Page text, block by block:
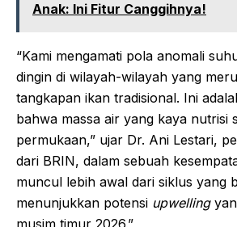
Anak: Ini Fitur Canggihnya!
“Kami mengamati pola anomali
dingin di wilayah-wilayah yang
tangkapan ikan tradisional. Ini
bahwa massa air yang kaya nutrisi
permukaan,” ujar Dr. Ani Lestari,
dari BRIN, dalam sebuah
muncul lebih awal dari siklus yang
menunjukkan potensi upwelling